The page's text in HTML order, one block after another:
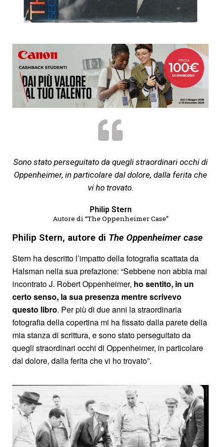
Sono stato perseguitato da quegli straordinari occhi di
Oppenheimer, in particolare dal dolore, dalla ferita che
vi ho trovato.
Philip Stern
Autore di “The Oppenheimer Case”
Philip Stern, autore di The Oppenheimer case
Stern ha descritto l’impatto della fotografia scattata da
Halsman nella sua prefazione: “Sebbene non abbia mai
incontrato J. Robert Oppenheimer, ho sentito, in un
certo senso, la sua presenza mentre scrivevo
questo libro. Per più di due anni la straordinaria
fotografia della copertina mi ha fissato dalla parete della
mia stanza di scrittura, e sono stato perseguitato da
quegli straordinari occhi di Oppenheimer, in particolare
dal dolore, dalla ferita che vi ho trovato”.